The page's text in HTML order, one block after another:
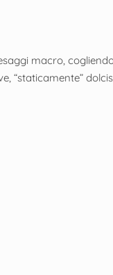
macro,
“staticamente”